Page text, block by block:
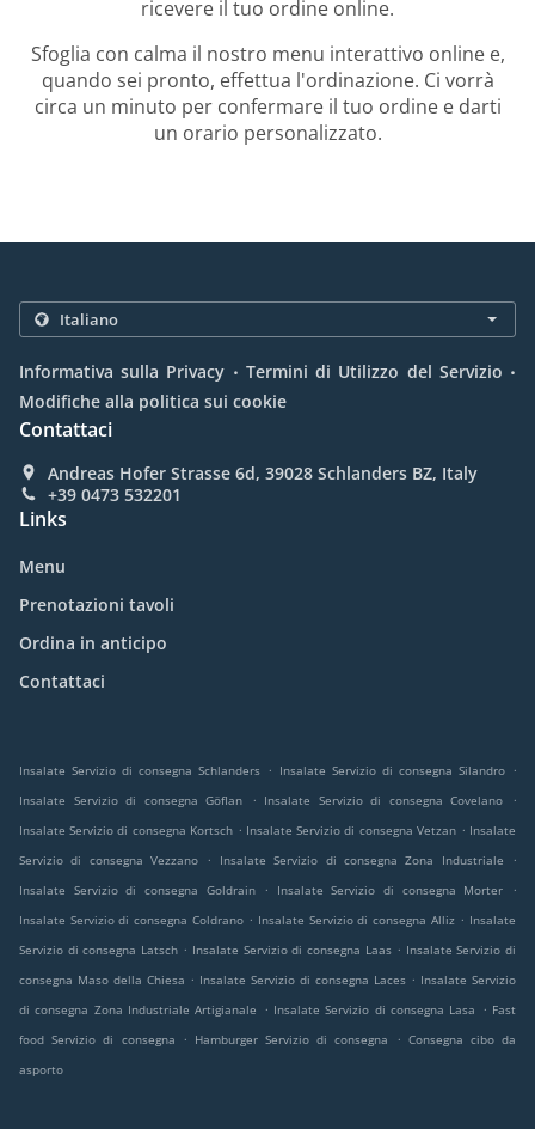
ricevere il tuo ordine online.
Sfoglia con calma il nostro menu interattivo online e,
quando sei pronto, effettua l'ordinazione. Ci vorrà
circa un minuto per confermare il tuo ordine e darti
un orario personalizzato.
Informativa sulla Privacy . Termini di Utilizzo del Servizio .
Modifiche alla politica sui cookie
Contattaci
Andreas Hofer Strasse 6d, 39028 Schlanders BZ, Italy
+39 0473 532201
Links
Menu
Prenotazioni tavoli
Ordina in anticipo
Contattaci
Insalate Servizio di consegna Schlanders . Insalate Servizio di consegna Silandro .
Insalate Servizio di consegna Göflan
. Insalate Servizio di consegna Covelano
.
Insalate Servizio di consegna Kortsch . Insalate Servizio di consegna Vetzan . Insalate
Servizio di consegna Vezzano
. Insalate Servizio di consegna Zona Industriale
.
Insalate Servizio di consegna Goldrain
. Insalate Servizio di consegna Morter
.
Insalate Servizio di consegna Coldrano . Insalate Servizio di consegna Alliz . Insalate
Servizio di consegna Latsch . Insalate Servizio di consegna Laas . Insalate Servizio di
consegna Maso della Chiesa . Insalate Servizio di consegna Laces . Insalate Servizio
di consegna Zona Industriale Artigianale
. Insalate Servizio di consegna Lasa . Fast
food Servizio di consegna
. Hamburger Servizio di consegna . Consegna cibo da
asporto